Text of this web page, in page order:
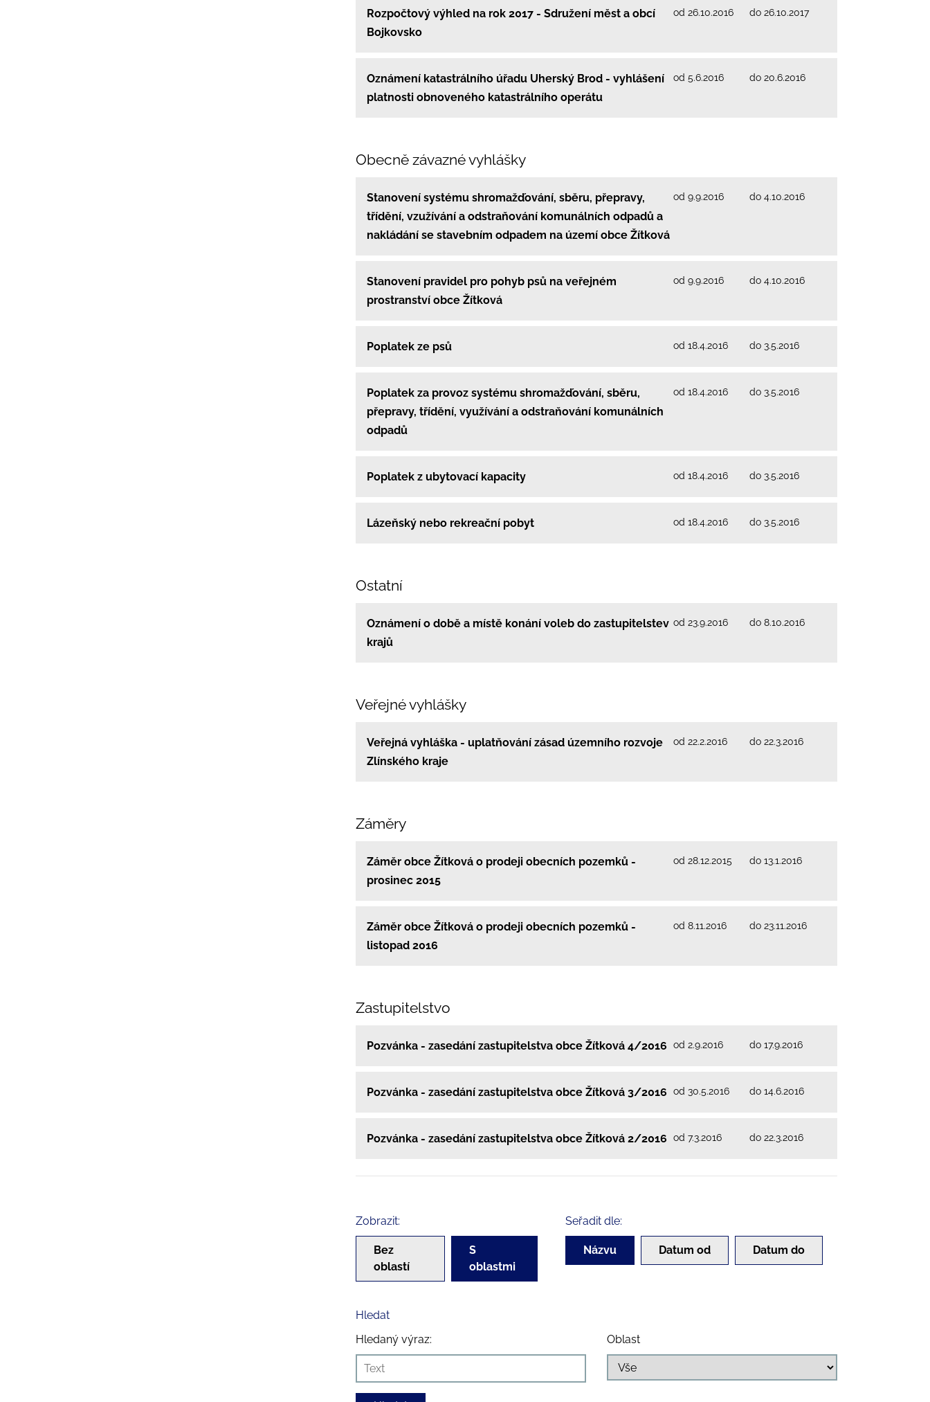
Rozpočtový výhled na rok 2017 - Sdružení měst a obcí
Bojkovsko
od 26.10.2016 do 26.10.2017
Oznámení katastrálního úřadu Uherský Brod - vyhlášení
platnosti obnoveného katastrálního operátu
od 5.6.2016 do 20.6.2016
Obecně závazné vyhlášky
Stanovení systému shromažďování, sběru, přepravy,
třídění, vzužívání a odstraňování komunálních odpadů a
nakládání se stavebním odpadem na území obce Žítková
od 9.9.2016 do 4.10.2016
Stanovení pravidel pro pohyb psů na veřejném
prostranství obce Žítková
od 9.9.2016 do 4.10.2016
Poplatek ze psů od 18.4.2016 do 3.5.2016
Poplatek za provoz systému shromažďování, sběru,
přepravy, třídění, využívání a odstraňování komunálních
odpadů
od 18.4.2016 do 3.5.2016
Poplatek z ubytovací kapacity od 18.4.2016 do 3.5.2016
Lázeňský nebo rekreační pobyt od 18.4.2016 do 3.5.2016
Ostatní
Oznámení o době a místě konání voleb do zastupitelstev
krajů
od 23.9.2016 do 8.10.2016
Veřejné vyhlášky
Veřejná vyhláška - uplatňování zásad územního rozvoje
Zlínského kraje
od 22.2.2016 do 22.3.2016
Záměry
Záměr obce Žítková o prodeji obecních pozemků -
prosinec 2015
od 28.12.2015 do 13.1.2016
Záměr obce Žítková o prodeji obecních pozemků -
listopad 2016
od 8.11.2016 do 23.11.2016
Zastupitelstvo
Pozvánka - zasedání zastupitelstva obce Žítková 4/2016 od 2.9.2016 do 17.9.2016
Pozvánka - zasedání zastupitelstva obce Žítková 3/2016 od 30.5.2016 do 14.6.2016
Pozvánka - zasedání zastupitelstva obce Žítková 2/2016 od 7.3.2016 do 22.3.2016
Zobrazit:
Bez
oblastí
S
oblastmi
Seřadit dle:
Názvu Datum od Datum do
Hledat
Hledaný výraz:
Oblast